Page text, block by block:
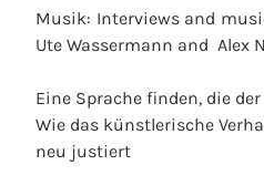
Musik: Interviews and
Ute Wassermann and Alex
Eine Sprache finden, die
Wie das künstlerische
neu justiert